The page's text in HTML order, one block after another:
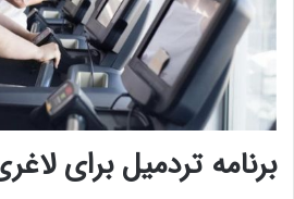
برنامه تردمیل برای